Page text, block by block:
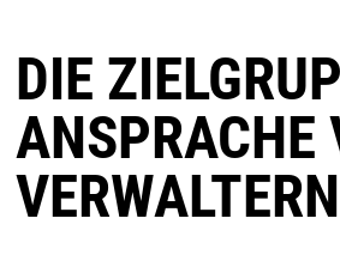
DIE
ANSPRACHE